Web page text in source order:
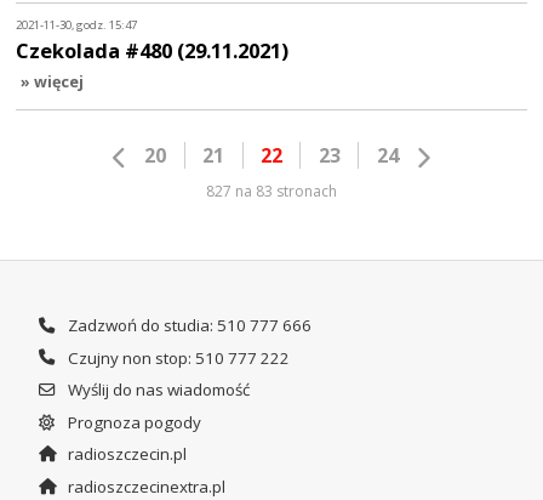
2021-11-30, godz. 15:47
Czekolada #480 (29.11.2021)
» więcej
20 21 22 23 24
827 na 83 stronach
Zadzwoń do studia: 510 777 666
Czujny non stop: 510 777 222
Wyślij do nas wiadomość
Prognoza pogody
radioszczecin.pl
radioszczecinextra.pl